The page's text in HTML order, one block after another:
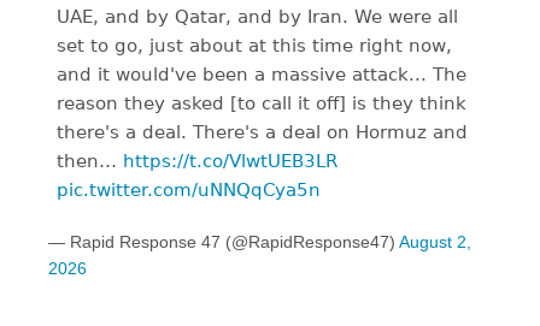
UAE, and by Qatar, and by Iran. We were all
set to go, just about at this time right now,
and it would've been a massive attack... The
reason they asked [to call it off] is they think
there's a deal. There's a deal on Hormuz and
then… https://t.co/VlwtUEB3LR
pic.twitter.com/uNNQqCya5n
— Rapid Response 47 (@RapidResponse47) August 2,
2026